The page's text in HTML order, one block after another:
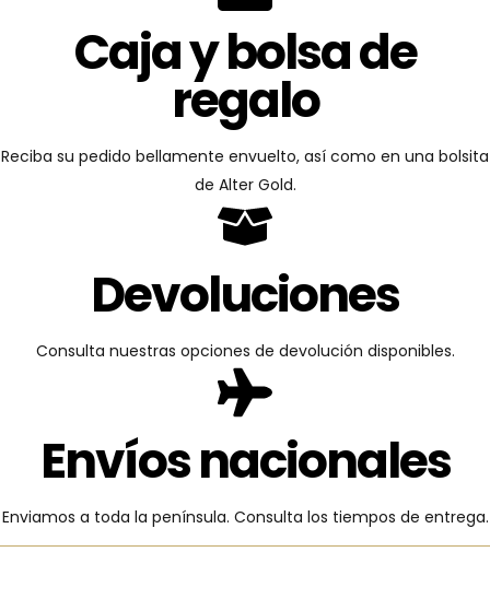
Caja y bolsa de
regalo
Reciba su pedido bellamente envuelto, así como en una bolsita
de Alter Gold.
Devoluciones
Consulta nuestras opciones de devolución disponibles.
Envíos nacionales
Enviamos a toda la península. Consulta los tiempos de entrega.